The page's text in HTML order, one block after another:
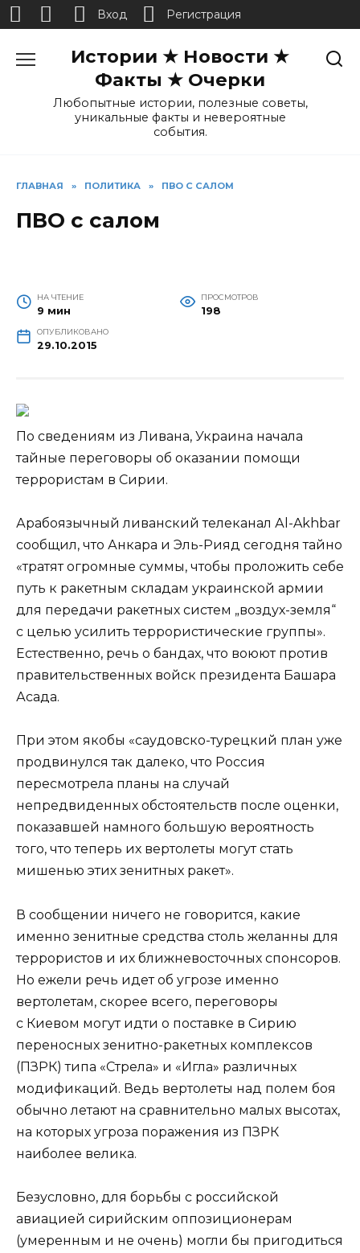
Истории ★ Новости ★
Факты ★ Очерки
Любопытные истории, полезные советы,
уникальные факты и невероятные
события.
ГЛАВНАЯ » ПОЛИТИКА » ПВО С САЛОМ
ПВО с салом
НА ЧТЕНИЕ
9 мин
ПРОСМОТРОВ
198
ОПУБЛИКОВАНО
29.10.2015
По сведениям из Ливана, Украина начала
тайные переговоры об оказании помощи
террористам в Сирии.
Арабоязычный ливанский телеканал Аl-Akhbar
сообщил, что Анкара и Эль-Рияд сегодня тайно
«тратят огромные суммы, чтобы проложить себе
путь к ракетным складам украинской армии
для передачи ракетных систем „воздух-земля“
с целью усилить террористические группы».
Естественно, речь о бандах, что воюют против
правительственных войск президента Башара
Асада.
При этом якобы «саудовско-турецкий план уже
продвинулся так далеко, что Россия
пересмотрела планы на случай
непредвиденных обстоятельств после оценки,
показавшей намного большую вероятность
того, что теперь их вертолеты могут стать
мишенью этих зенитных ракет».
В сообщении ничего не говорится, какие
именно зенитные средства столь желанны для
террористов и их ближневосточных спонсоров.
Но ежели речь идет об угрозе именно
вертолетам, скорее всего, переговоры
с Киевом могут идти о поставке в Сирию
переносных зенитно-ракетных комплексов
(ПЗРК) типа «Стрела» и «Игла» различных
модификаций. Ведь вертолеты над полем боя
обычно летают на сравнительно малых высотах,
на которых угроза поражения из ПЗРК
наиболее велика.
Безусловно, для борьбы с российской
авиацией сирийским оппозиционерам
(умеренным и не очень) могли бы пригодиться
Вход Регистрация